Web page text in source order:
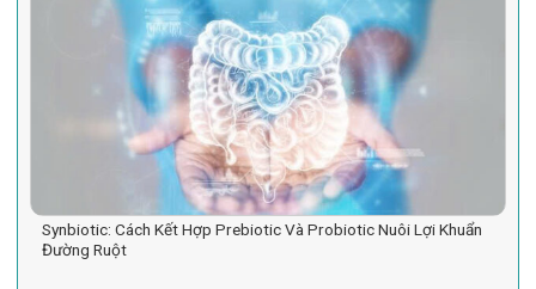
Synbiotic: Cách Kết Hợp Prebiotic Và Probiotic Nuôi Lợi Khuẩn
Đường Ruột